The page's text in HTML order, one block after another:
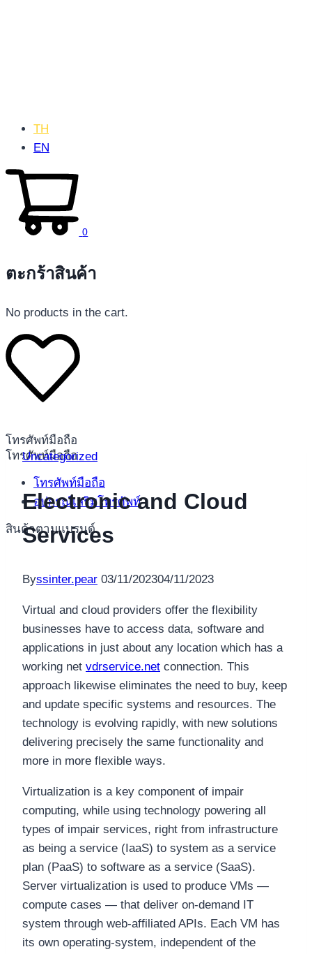
โทรศัพท์มือถือ
โทรศัพท์มือถือ
โทรศัพท์มือถือ
อุปกรณ์เสริมโทรศัพท์
สินค้าตามแบรนด์
TH
EN
0
ตะกร้าสินค้า
No products in the cart.
Uncategorized
Electronic and Cloud
Services
Byssinter.pear 03/11/202304/11/2023
Virtual and cloud providers offer the flexibility
businesses have to access data, software and
applications in just about any location which has a
working net vdrservice.net connection. This
approach likewise eliminates the need to buy, keep
and update specific systems and resources. The
technology is evolving rapidly, with new solutions
delivering precisely the same functionality and
more in more flexible ways.
Virtualization is a key component of impair
computing, while using technology powering all
types of impair services, right from infrastructure
as being a service (IaaS) to system as a service
plan (PaaS) to software as a service (SaaS).
Server virtualization is used to produce VMs —
compute cases — that deliver on-demand IT
system through web-affiliated APIs. Each VM has
its own operating-system, independent of the